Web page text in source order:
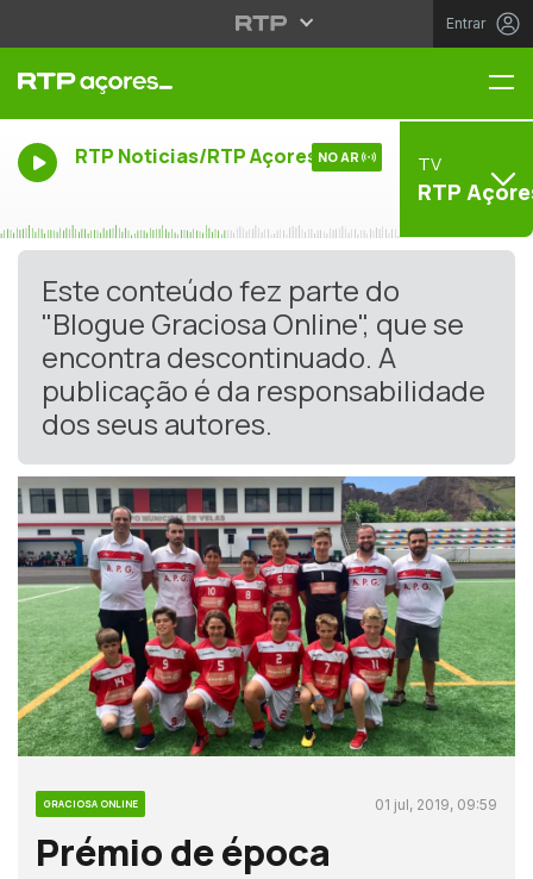
Entrar
RTP Noticias/RTP Açores NO AR TV
RTP
Este conteúdo fez parte do
"Blogue Graciosa Online", que se
encontra descontinuado. A
publicação é da responsabilidade
dos seus autores.
GRACIOSA ONLINE 01 jul, 2019, 09:59
Prémio de época